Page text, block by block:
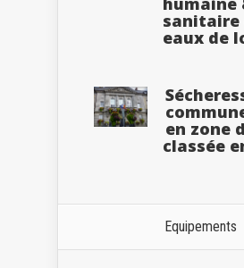
sanitaire
eaux de
en zone
classée
Equipements